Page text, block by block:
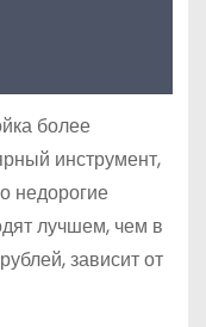
более
инструмент,
недорогие
лучшем, чем в
зависит от